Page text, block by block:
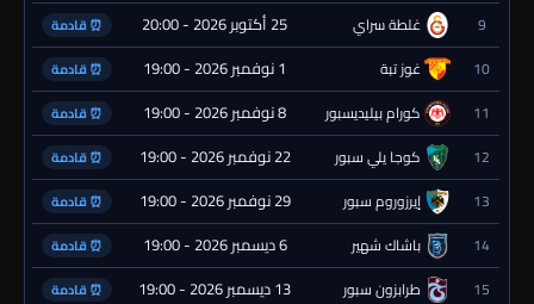
9 غلطة سراي 25 أكتوبر 2026 - 20:00 ⏰ قادمة
10 غوز تبة 1 نوفمبر 2026 - 19:00 ⏰ قادمة
11 كورام بيليديسبور 8 نوفمبر 2026 - 19:00 ⏰ قادمة
12 كوجا يلي سبور 22 نوفمبر 2026 - 19:00 ⏰ قادمة
13 إيرزوروم سبور 29 نوفمبر 2026 - 19:00 ⏰ قادمة
14 باشاك شهير 6 ديسمبر 2026 - 19:00 ⏰ قادمة
15 طرابزون سبور 13 ديسمبر 2026 - 19:00 ⏰ قادمة